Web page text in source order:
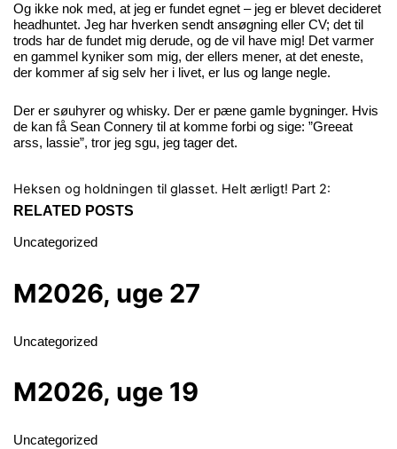
Og ikke nok med, at jeg er fundet egnet – jeg er blevet decideret
headhuntet. Jeg har hverken sendt ansøgning eller CV; det til
trods har de fundet mig derude, og de vil have mig! Det varmer
en gammel kyniker som mig, der ellers mener, at det eneste,
der kommer af sig selv her i livet, er lus og lange negle.
Der er søuhyrer og whisky. Der er pæne gamle bygninger. Hvis
de kan få Sean Connery til at komme forbi og sige: ”Greeat
arss, lassie”, tror jeg sgu, jeg tager det.
Heksen og holdningen til glasset. Helt ærligt! Part 2:
RELATED POSTS
Uncategorized
M2026, uge 27
Uncategorized
M2026, uge 19
Uncategorized